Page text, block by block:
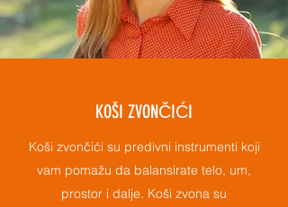
KOŠI ZVONČIĆI
Koši zvončići su predivni instrumenti koji
vam pomažu da balansirate telo, um,
prostor i dalje. Koši zvona su